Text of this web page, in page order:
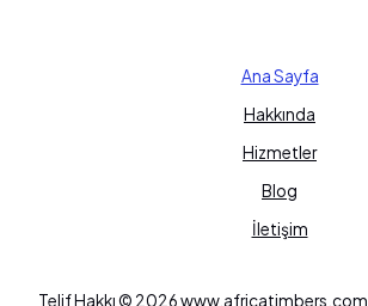
Ana Sayfa
Hakkında
Hizmetler
Blog
İletişim
Telif Hakkı © 2026 www.africatimbers.com